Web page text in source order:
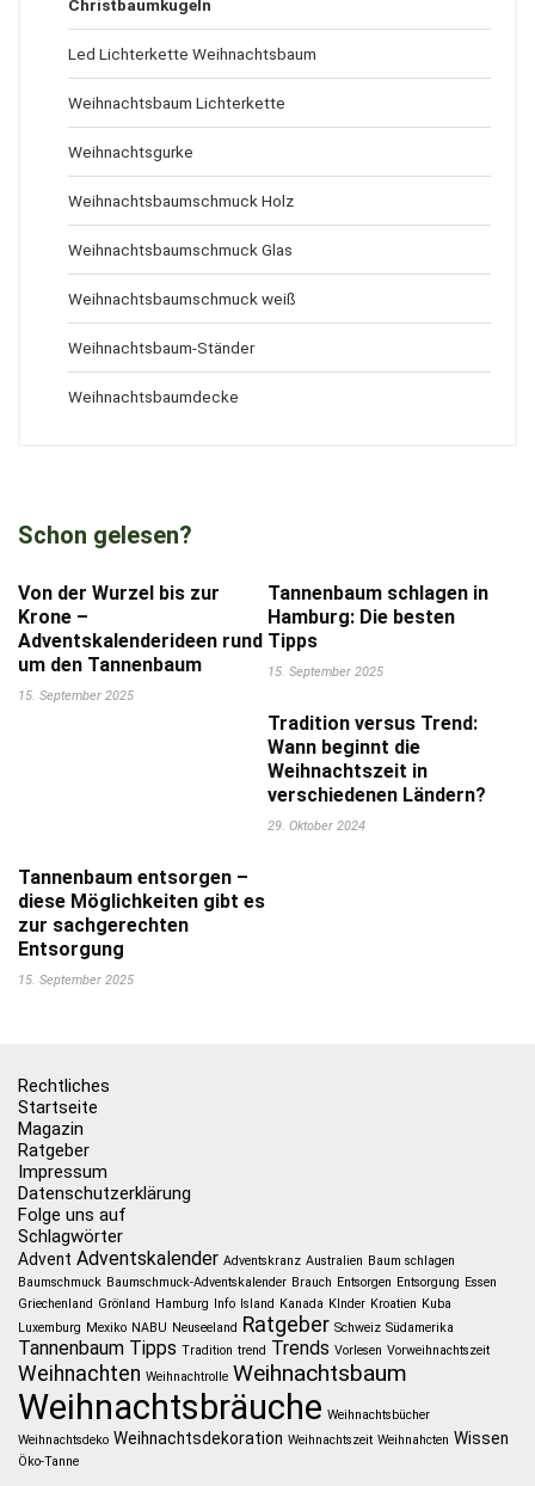
Christbaumkugeln
Led Lichterkette Weihnachtsbaum
Weihnachtsbaum Lichterkette
Weihnachtsgurke
Weihnachtsbaumschmuck Holz
Weihnachtsbaumschmuck Glas
Weihnachtsbaumschmuck weiß
Weihnachtsbaum-Ständer
Weihnachtsbaumdecke
Schon gelesen?
Von der Wurzel bis zur
Krone –
Adventskalenderideen rund
um den Tannenbaum
15. September 2025
Tannenbaum schlagen in
Hamburg: Die besten
Tipps
15. September 2025
Tradition versus Trend:
Wann beginnt die
Weihnachtszeit in
verschiedenen Ländern?
29. Oktober 2024
Tannenbaum entsorgen –
diese Möglichkeiten gibt es
zur sachgerechten
Entsorgung
15. September 2025
Rechtliches
Startseite
Magazin
Ratgeber
Impressum
Datenschutzerklärung
Folge uns auf
Schlagwörter
Advent Adventskalender Adventskranz Australien Baum schlagen
Baumschmuck Baumschmuck-Adventskalender Brauch Entsorgen Entsorgung Essen
Griechenland Grönland Hamburg Info Island Kanada KInder Kroatien Kuba
Luxemburg Mexiko NABU Neuseeland Ratgeber Schweiz Südamerika
Tannenbaum Tipps Tradition trend Trends Vorlesen Vorweihnachtszeit
Weihnachten Weihnachtrolle Weihnachtsbaum
Weihnachtsbräuche Weihnachtsbücher
Weihnachtsdeko Weihnachtsdekoration Weihnachtszeit Weihnahcten Wissen
Öko-Tanne